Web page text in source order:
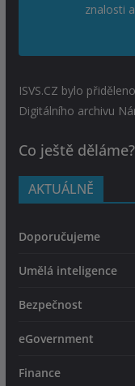
znalosti
ISVS.CZ bylo
Digitálního archivu
Co ještě děláme?
AKTUÁLNĚ
Doporučujeme
Umělá inteligence
Bezpečnost
eGovernment
Finance